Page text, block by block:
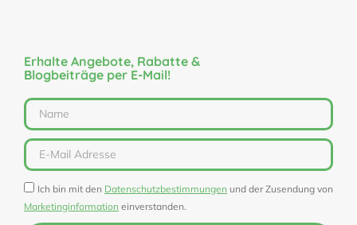
Erhalte Angebote, Rabatte &
Blogbeiträge per E-Mail!
Ich bin mit den Datenschutzbestimmungen und der Zusendung von
Marketinginformation einverstanden.